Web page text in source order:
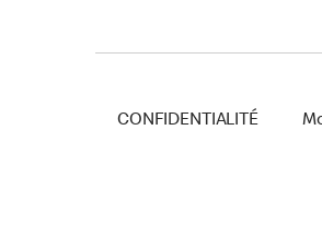
CONFIDENTIALITÉ